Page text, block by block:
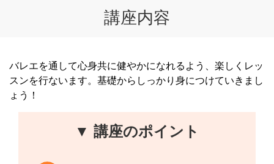
講座内容
バレエを通して心身共に健やかになれるよう、楽しくレッ
スンを行ないます。基礎からしっかり身につけていきまし
ょう！
▼ 講座のポイント